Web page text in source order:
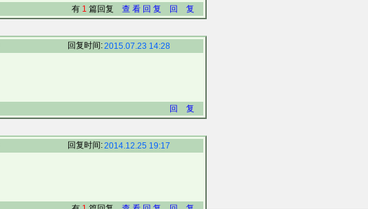
有 1 篇回复 查 看 回 复 回 复
回复时间:2015.07.23 14:28
回 复
回复时间:2014.12.25 19:17